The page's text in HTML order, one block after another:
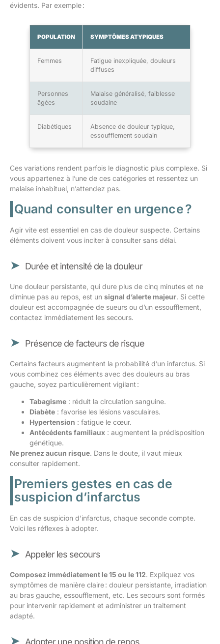
évidents. Par exemple :
POPULATION SYMPTÔMES ATYPIQUES
Femmes
Fatigue inexpliquée, douleurs
diffuses
Personnes
âgées
Malaise généralisé, faiblesse
soudaine
Diabétiques
Absence de douleur typique,
essoufflement soudain
Ces variations rendent parfois le diagnostic plus complexe. Si
vous appartenez à l’une de ces catégories et ressentez un
malaise inhabituel, n’attendez pas.
Quand consulter en urgence ?
Agir vite est essentiel en cas de douleur suspecte. Certains
éléments doivent vous inciter à consulter sans délai.
Durée et intensité de la douleur
Une douleur persistante, qui dure plus de cinq minutes et ne
diminue pas au repos, est un signal d’alerte majeur. Si cette
douleur est accompagnée de sueurs ou d’un essoufflement,
contactez immédiatement les secours.
Présence de facteurs de risque
Certains facteurs augmentent la probabilité d’un infarctus. Si
vous combinez ces éléments avec des douleurs au bras
gauche, soyez particulièrement vigilant :
Tabagisme : réduit la circulation sanguine.
Diabète : favorise les lésions vasculaires.
Hypertension : fatigue le cœur.
Antécédents familiaux : augmentent la prédisposition
génétique.
Ne prenez aucun risque. Dans le doute, il vaut mieux
consulter rapidement.
Premiers gestes en cas de
suspicion d’infarctus
En cas de suspicion d’infarctus, chaque seconde compte.
Voici les réflexes à adopter.
Appeler les secours
Composez immédiatement le 15 ou le 112. Expliquez vos
symptômes de manière claire : douleur persistante, irradiation
au bras gauche, essoufflement, etc. Les secours sont formés
pour intervenir rapidement et administrer un traitement
adapté.
Adopter une position de repos